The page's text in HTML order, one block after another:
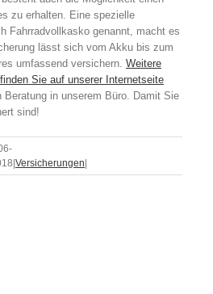
zu erhalten. Eine spezielle
Fahrradvollkasko genannt, macht es
lässt sich vom Akku bis zum
umfassend versichern. Weitere
Sie auf unserer Internetseite
Beratung in unserem Büro. Damit Sie
sind!
Versicherungen